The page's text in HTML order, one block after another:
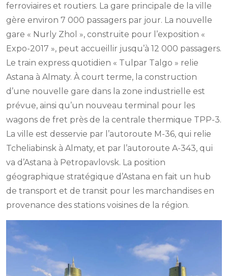
ferroviaires et routiers. La gare principale de la ville
gère environ 7 000 passagers par jour. La nouvelle
gare « Nurly Zhol », construite pour l’exposition «
Expo-2017 », peut accueillir jusqu’à 12 000 passagers.
Le train express quotidien « Tulpar Talgo » relie
Astana à Almaty. À court terme, la construction
d’une nouvelle gare dans la zone industrielle est
prévue, ainsi qu’un nouveau terminal pour les
wagons de fret près de la centrale thermique TPP-3.
La ville est desservie par l’autoroute M-36, qui relie
Tcheliabinsk à Almaty, et par l’autoroute A-343, qui
va d’Astana à Petropavlovsk. La position
géographique stratégique d’Astana en fait un hub
de transport et de transit pour les marchandises en
provenance des stations voisines de la région.